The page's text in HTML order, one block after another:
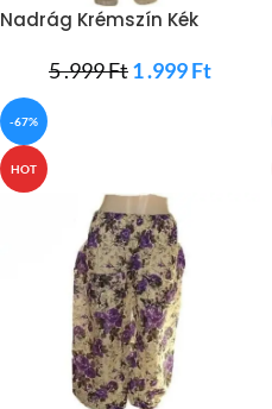
Nadrág Krémszín Kék
5 .999Ft1 .999Ft
-67%
HOT